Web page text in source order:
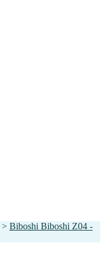
> Biboshi Biboshi Z04 -